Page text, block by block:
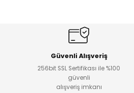
Puba Unisex Kot 3’lü Takım
Güvenli Alışveriş
256bit SSL Sertifikası ile %100
güvenli
alışveriş imkanı